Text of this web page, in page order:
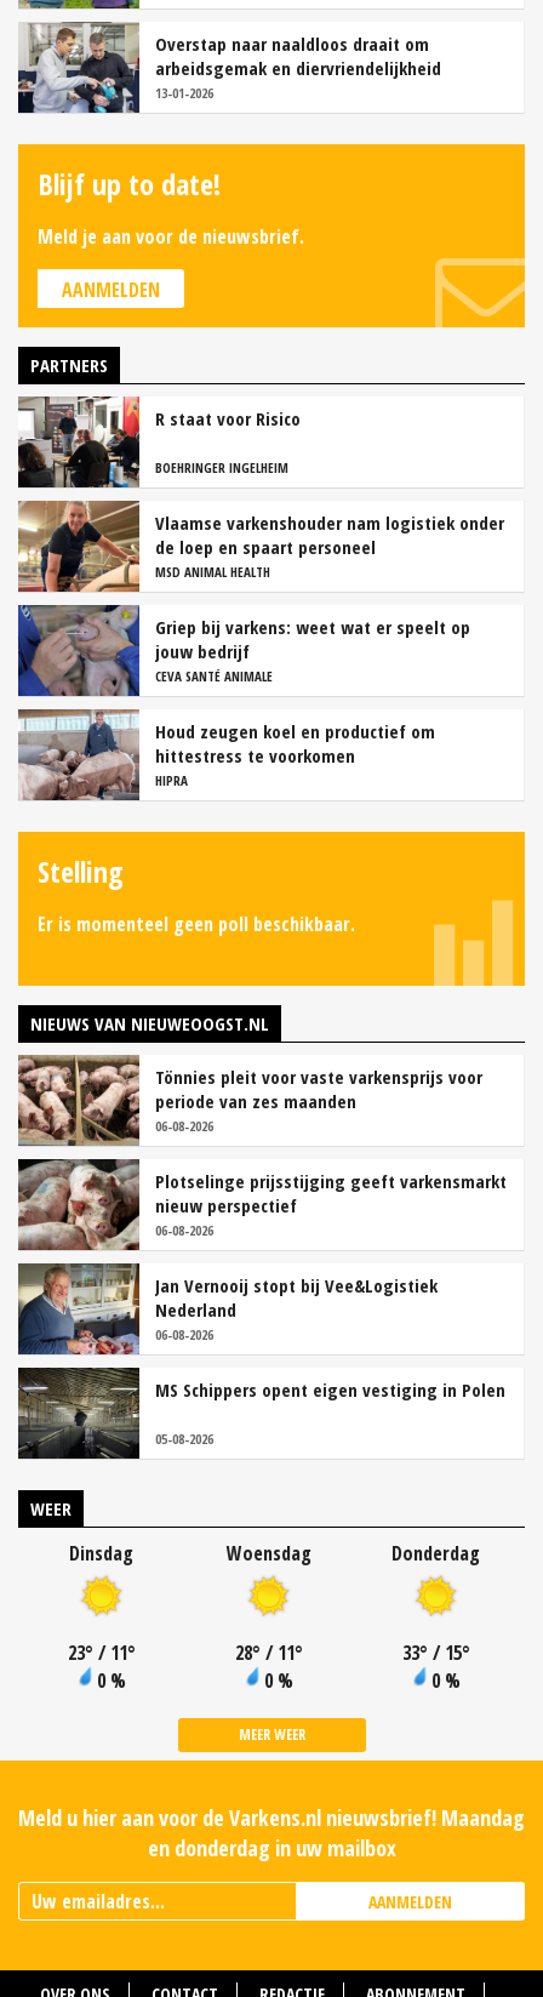
Overstap naar naaldloos draait om
arbeidsgemak en diervriendelijkheid
13-01-2026
Blijf up to date!
Meld je aan voor de nieuwsbrief.
AANMELDEN
PARTNERS
R staat voor Risico
BOEHRINGER INGELHEIM
Vlaamse varkenshouder nam logistiek onder
de loep en spaart personeel
MSD ANIMAL HEALTH
Griep bij varkens: weet wat er speelt op
jouw bedrijf
CEVA SANTÉ ANIMALE
Houd zeugen koel en productief om
hittestress te voorkomen
HIPRA
Stelling
Er is momenteel geen poll beschikbaar.
NIEUWS VAN NIEUWEOOGST.NL
Tönnies pleit voor vaste varkensprijs voor
periode van zes maanden
06-08-2026
Plotselinge prijsstijging geeft varkensmarkt
nieuw perspectief
06-08-2026
Jan Vernooij stopt bij Vee&Logistiek
Nederland
06-08-2026
MS Schippers opent eigen vestiging in Polen
05-08-2026
WEER
Dinsdag
23° / 11°
0 %
Woensdag
28° / 11°
0 %
Donderdag
33° / 15°
0 %
MEER WEER
Meld u hier aan voor de Varkens.nl nieuwsbrief! Maandag
en donderdag in uw mailbox
AANMELDEN